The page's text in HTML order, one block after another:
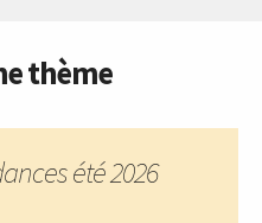
thème
été 2026